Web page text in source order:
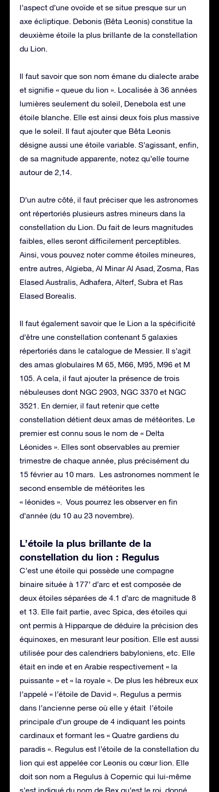
l’aspect d’une ovoïde et se situe presque sur un
axe écliptique. Debonis (Bêta Leonis) constitue la
deuxième étoile la plus brillante de la constellation
du Lion.
Il faut savoir que son nom émane du dialecte arabe
et signifie « queue du lion ». Localisée à 36 années
lumières seulement du soleil, Denebola est une
étoile blanche. Elle est ainsi deux fois plus massive
que le soleil. Il faut ajouter que Bêta Leonis
désigne aussi une étoile variable. S’agissant, enfin,
de sa magnitude apparente, notez qu’elle tourne
autour de 2,14.
D’un autre côté, il faut préciser que les astronomes
ont répertoriés plusieurs astres mineurs dans la
constellation du Lion. Du fait de leurs magnitudes
faibles, elles seront difficilement perceptibles.
Ainsi, vous pouvez noter comme étoiles mineures,
entre autres, Algieba, Al Minar Al Asad, Zosma, Ras
Elased Australis, Adhafera, Alterf, Subra et Ras
Elased Borealis.
Il faut également savoir que le Lion a la spécificité
d’être une constellation contenant 5 galaxies
répertoriés dans le catalogue de Messier. Il s’agit
des amas globulaires M 65, M66, M95, M96 et M
105. A cela, il faut ajouter la présence de trois
nébuleuses dont NGC 2903, NGC 3370 et NGC
3521. En dernier, il faut retenir que cette
constellation détient deux amas de météorites. Le
premier est connu sous le nom de « Delta
Léonides ». Elles sont observables au premier
trimestre de chaque année, plus précisément du
15 février au 10 mars. Les astronomes nomment le
second ensemble de météorites les
« léonides ». Vous pourrez les observer en fin
d’année (du 10 au 23 novembre).
L’étoile la plus brillante de la
constellation du lion : Regulus
C’est une étoile qui possède une compagne
binaire située à 177’ d’arc et est composée de
deux étoiles séparées de 4.1 d’arc de magnitude 8
et 13. Elle fait partie, avec Spica, des étoiles qui
ont permis à Hipparque de déduire la précision des
équinoxes, en mesurant leur position. Elle est aussi
utilisée pour des calendriers babyloniens, etc. Elle
était en inde et en Arabie respectivement « la
puissante » et « la royale ». De plus les hébreux eux
l’appelé « l’étoile de David ». Regulus a permis
dans l’ancienne perse où elle y était l’étoile
principale d’un groupe de 4 indiquant les points
cardinaux et formant les « Quatre gardiens du
paradis ». Regulus est l’étoile de la constellation du
lion qui est appelée cor Leonis ou cœur lion. Elle
doit son nom a Regulus à Copernic qui lui-même
s’est indiqué du nom de Rex qu’est le roi, donné